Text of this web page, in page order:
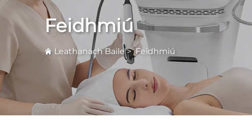
Feidhmiú
Leathanach Baile>Feidhmiú